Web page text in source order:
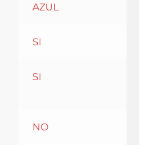
AZUL
SI
SI
NO